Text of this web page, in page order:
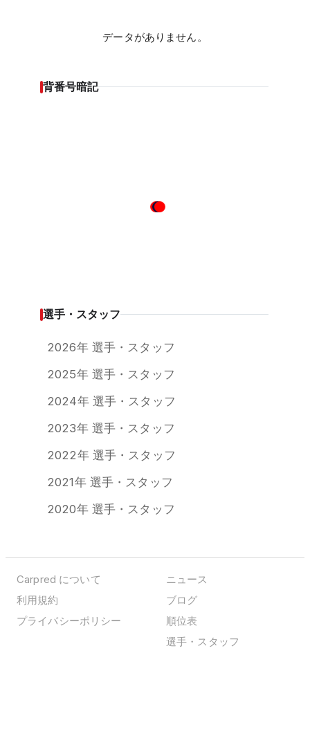
データがありません。
背番号暗記
選手・スタッフ
2026年 選手・スタッフ
2025年 選手・スタッフ
2024年 選手・スタッフ
2023年 選手・スタッフ
2022年 選手・スタッフ
2021年 選手・スタッフ
2020年 選手・スタッフ
Carpred について
利用規約
プライバシーポリシー
ニュース
ブログ
順位表
選手・スタッフ